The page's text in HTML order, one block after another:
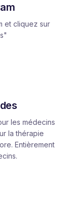
et cliquez sur
les médecins
la thérapie
Entièrement